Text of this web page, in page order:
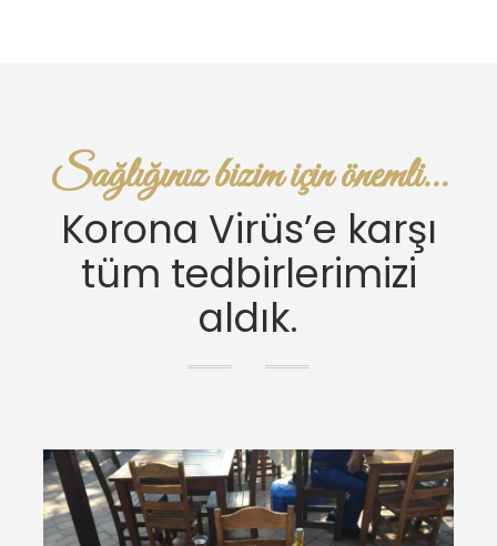
Sağlığınız bizim için önemli...
Korona Virüs’e karşı
tüm tedbirlerimizi
aldık.